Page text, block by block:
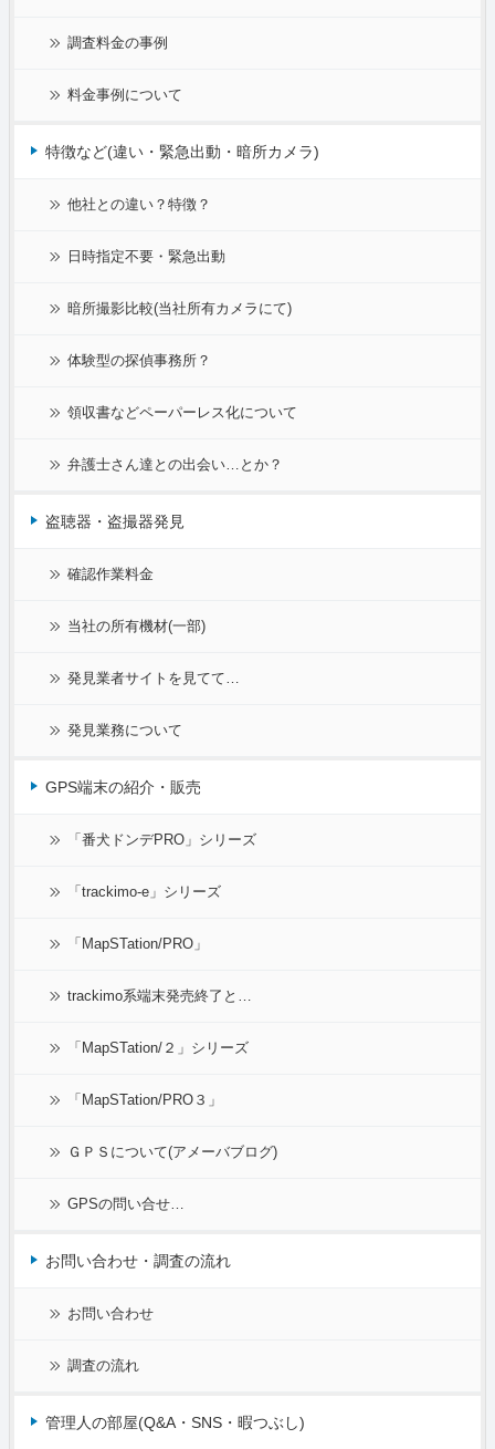
調査料金の事例
料金事例について
特徴など(違い・緊急出動・暗所カメラ)
他社との違い？特徴？
日時指定不要・緊急出動
暗所撮影比較(当社所有カメラにて)
体験型の探偵事務所？
領収書などペーパーレス化について
弁護士さん達との出会い…とか？
盗聴器・盗撮器発見
確認作業料金
当社の所有機材(一部)
発見業者サイトを見てて…
発見業務について
GPS端末の紹介・販売
「番犬ドンデPRO」シリーズ
「trackimo-e」シリーズ
「MapSTation/PRO」
trackimo系端末発売終了と…
「MapSTation/２」シリーズ
「MapSTation/PRO３」
ＧＰＳについて(アメーバブログ)
GPSの問い合せ…
お問い合わせ・調査の流れ
お問い合わせ
調査の流れ
管理人の部屋(Q&A・SNS・暇つぶし)